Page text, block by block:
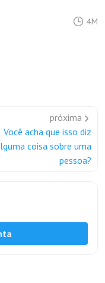
4M
próxima
Você acha que isso diz
coisa sobre uma
pessoa?